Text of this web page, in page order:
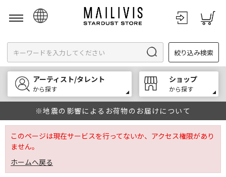
English
한국어
中文
絞り込み検索
アーティスト/タレント
から探す
ショップ
から探す
※地震の影響によるお荷物のお届けについて
このページは現在サービスを行ってないか、アクセス権限があり
ません。
ホームへ戻る